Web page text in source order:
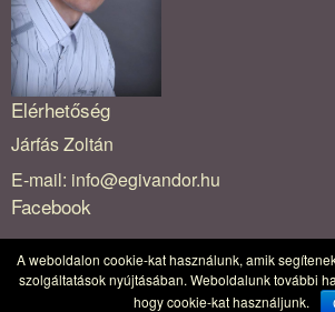
Elérhetőség
Járfás Zoltán
E-mail: info@egivandor.hu
Facebook
2016 Jack, az égi vándor -
A weboldalon cookie-kat használunk, amik
szolgáltatások nyújtásában. Weboldalunk további
hogy cookie-kat használjunk.